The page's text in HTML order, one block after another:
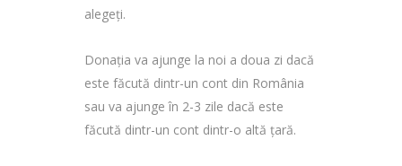
alegeți.
Donația va ajunge la noi a doua zi dacă
este făcută dintr-un cont din România
sau va ajunge în 2-3 zile dacă este
făcută dintr-un cont dintr-o altă țară.